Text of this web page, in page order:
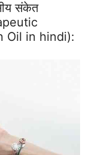
संकेत
Oil in hindi):